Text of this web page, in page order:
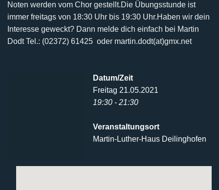
Noten werden vom Chor gestellt.Die Übungsstunde ist
immer freitags von 18:30 Uhr bis 19:30 Uhr.Haben wir dein
Interesse geweckt? Dann melde dich einfach bei Martin
Dodt Tel.: (02372) 61425 oder martin.dodt(at)gmx.net
Datum/Zeit
Freitag 21.05.2021
19:30 - 21:30
Veranstaltungsort
Martin-Luther-Haus Deilinghofen